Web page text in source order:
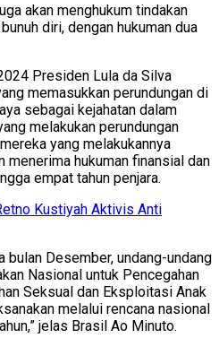
akan menghukum tindakan
diri, dengan hukuman dua
Presiden Lula da Silva
memasukkan perundungan di
sebagai kejahatan dalam
melakukan perundungan
yang melakukannya
menerima hukuman finansial dan
empat tahun penjara.
Kustiyah Aktivis Anti
bulan Desember, undang-undang
Nasional untuk Pencegahan
Seksual dan Eksploitasi Anak
melalui rencana nasional
jelas Brasil Ao Minuto.